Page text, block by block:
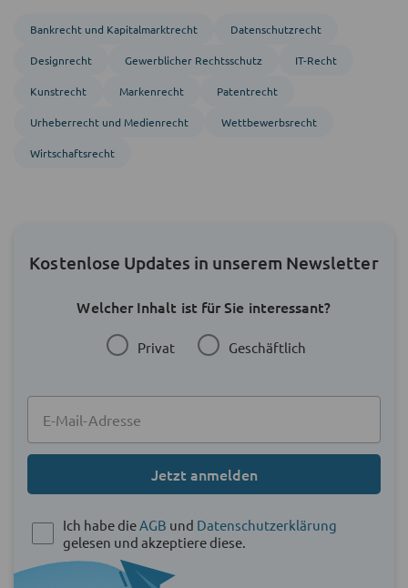
Bankrecht und Kapitalmarktrecht Datenschutzrecht
Designrecht Gewerblicher Rechtsschutz IT-Recht
Kunstrecht Markenrecht Patentrecht
Urheberrecht und Medienrecht Wettbewerbsrecht
Wirtschaftsrecht
Kostenlose Updates in unserem Newsletter
Welcher Inhalt ist für Sie interessant?
Privat Geschäftlich
Jetzt anmelden
Ich habe dieAGB und Datenschutzerklärung
gelesen und akzeptiere diese.